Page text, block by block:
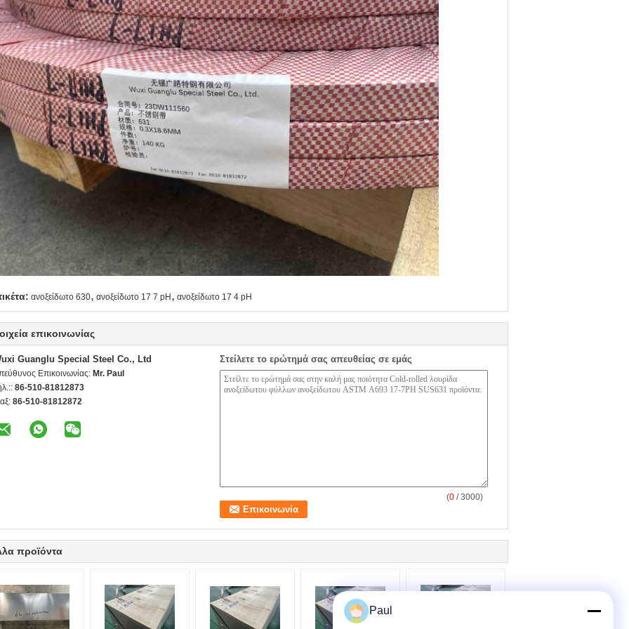
ανοξείδωτο 630, ανοξείδωτο 17 7 pH, ανοξείδωτο 17 4 pH
επικοινωνίας
Guanglu Special Steel Co., Ltd
Επικοινωνίας: Mr. Paul
86-510-81812873
86-510-81812872
Στείλετε το ερώτημά σας απευθείας σε εμάς
(0 / 3000)
προϊόντα
Paul